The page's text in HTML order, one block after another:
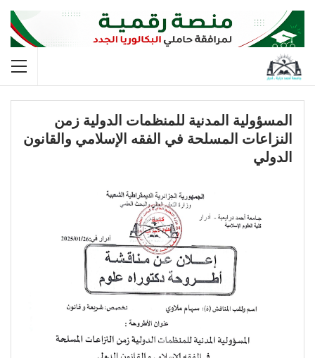
المسؤولية المدنية للمنظمات الدولية زمن
النزاعات المسلحة في الفقه الإسلامي والقانون
الدولي